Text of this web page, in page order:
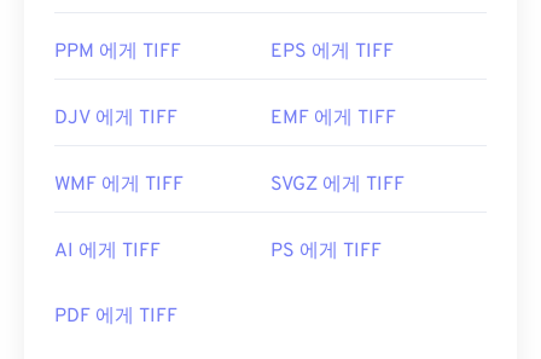
PPM 에게 TIFF EPS 에게 TIFF
DJV 에게 TIFF EMF 에게 TIFF
WMF 에게 TIFF SVGZ 에게 TIFF
AI 에게 TIFF PS 에게 TIFF
PDF 에게 TIFF